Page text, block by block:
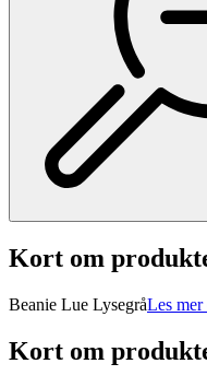
Kort om
Beanie Lue LysegråLes
Kort om